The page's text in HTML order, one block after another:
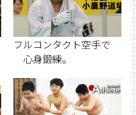
フルコンタクト空手で
心身鍛練。